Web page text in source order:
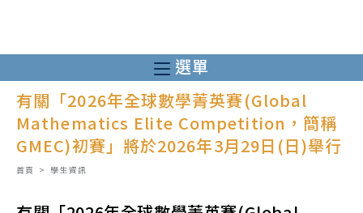
至
主
選單
有關「2026年全球數學菁英賽(Global
Mathematics Elite Competition，簡稱
GMEC)初賽」將於2026年3月29日(日)舉行
首頁 > 學生資訊